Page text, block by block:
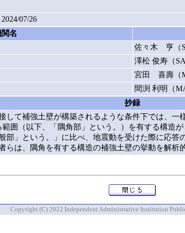
07/26
名
佐々木 亨（
澤松 俊寿（
宮田 喜壽（
間渕 利明（
抄録
して補強土壁が構築されるような条件下では、
囲（以下、「隅角部」という。）を有する構造
部」という。」に比べ、地震動を受けた際に応
は、隅角を有する構造の補強土壁の挙動を解析
Copyright (C) 2022 Independent Administrative Institution